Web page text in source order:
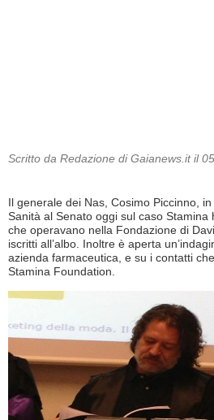
Scritto da Redazione di Gaianews.it il
Il generale dei Nas, Cosimo Piccinno,
Sanità al Senato oggi sul caso Stamina
che operavano nella Fondazione di
iscritti all’albo. Inoltre è aperta
azienda farmaceutica, e su i contatti
Stamina Foundation.